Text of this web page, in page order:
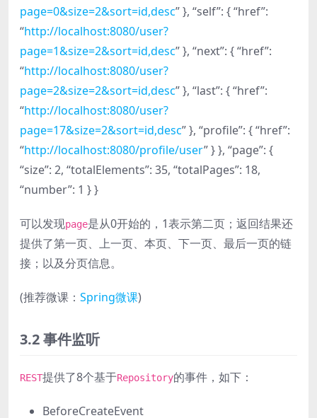
page=0&size=2&sort=id,desc” }, “self”: { “href”:
“http://localhost:8080/user?
page=1&size=2&sort=id,desc” }, “next”: { “href”:
“http://localhost:8080/user?
page=2&size=2&sort=id,desc” }, “last”: { “href”:
“http://localhost:8080/user?
page=17&size=2&sort=id,desc” }, “profile”: { “href”:
“http://localhost:8080/profile/user” } }, “page”: {
“size”: 2, “totalElements”: 35, “totalPages”: 18,
“number”: 1 } }
可以发现page是从0开始的，1表示第二页；返回结果还
提供了第一页、上一页、本页、下一页、最后一页的链
接；以及分页信息。
(推荐微课： Spring微课)
3.2 事件监听
REST提供了8个基于Repository的事件，如下：
BeforeCreateEvent